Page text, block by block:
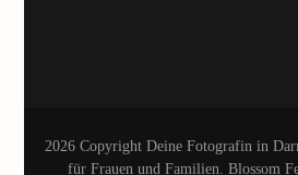
2026 Copyright Deine Fotografin in
für Frauen und Familien. Blossom